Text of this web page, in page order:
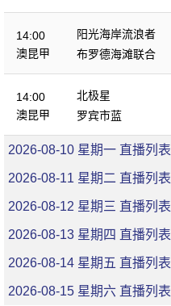
14:00
澳昆甲
阳光海岸流浪者
布罗德海滩联合
14:00
澳昆甲
北极星
罗宾市蓝
2026-08-10 星期一 直播列表
2026-08-11 星期二 直播列表
2026-08-12 星期三 直播列表
2026-08-13 星期四 直播列表
2026-08-14 星期五 直播列表
2026-08-15 星期六 直播列表